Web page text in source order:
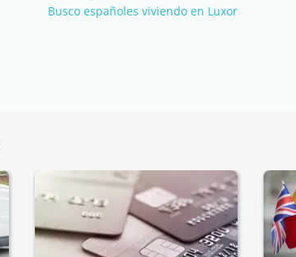
Busco españoles viviendo en Luxor